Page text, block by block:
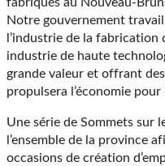
Notre gouvernement
l’industrie de la fabrication
industrie de haute
grande valeur et offrant
propulsera l’économie
Une série de Sommets sur
l’ensemble de la province
occasions de création